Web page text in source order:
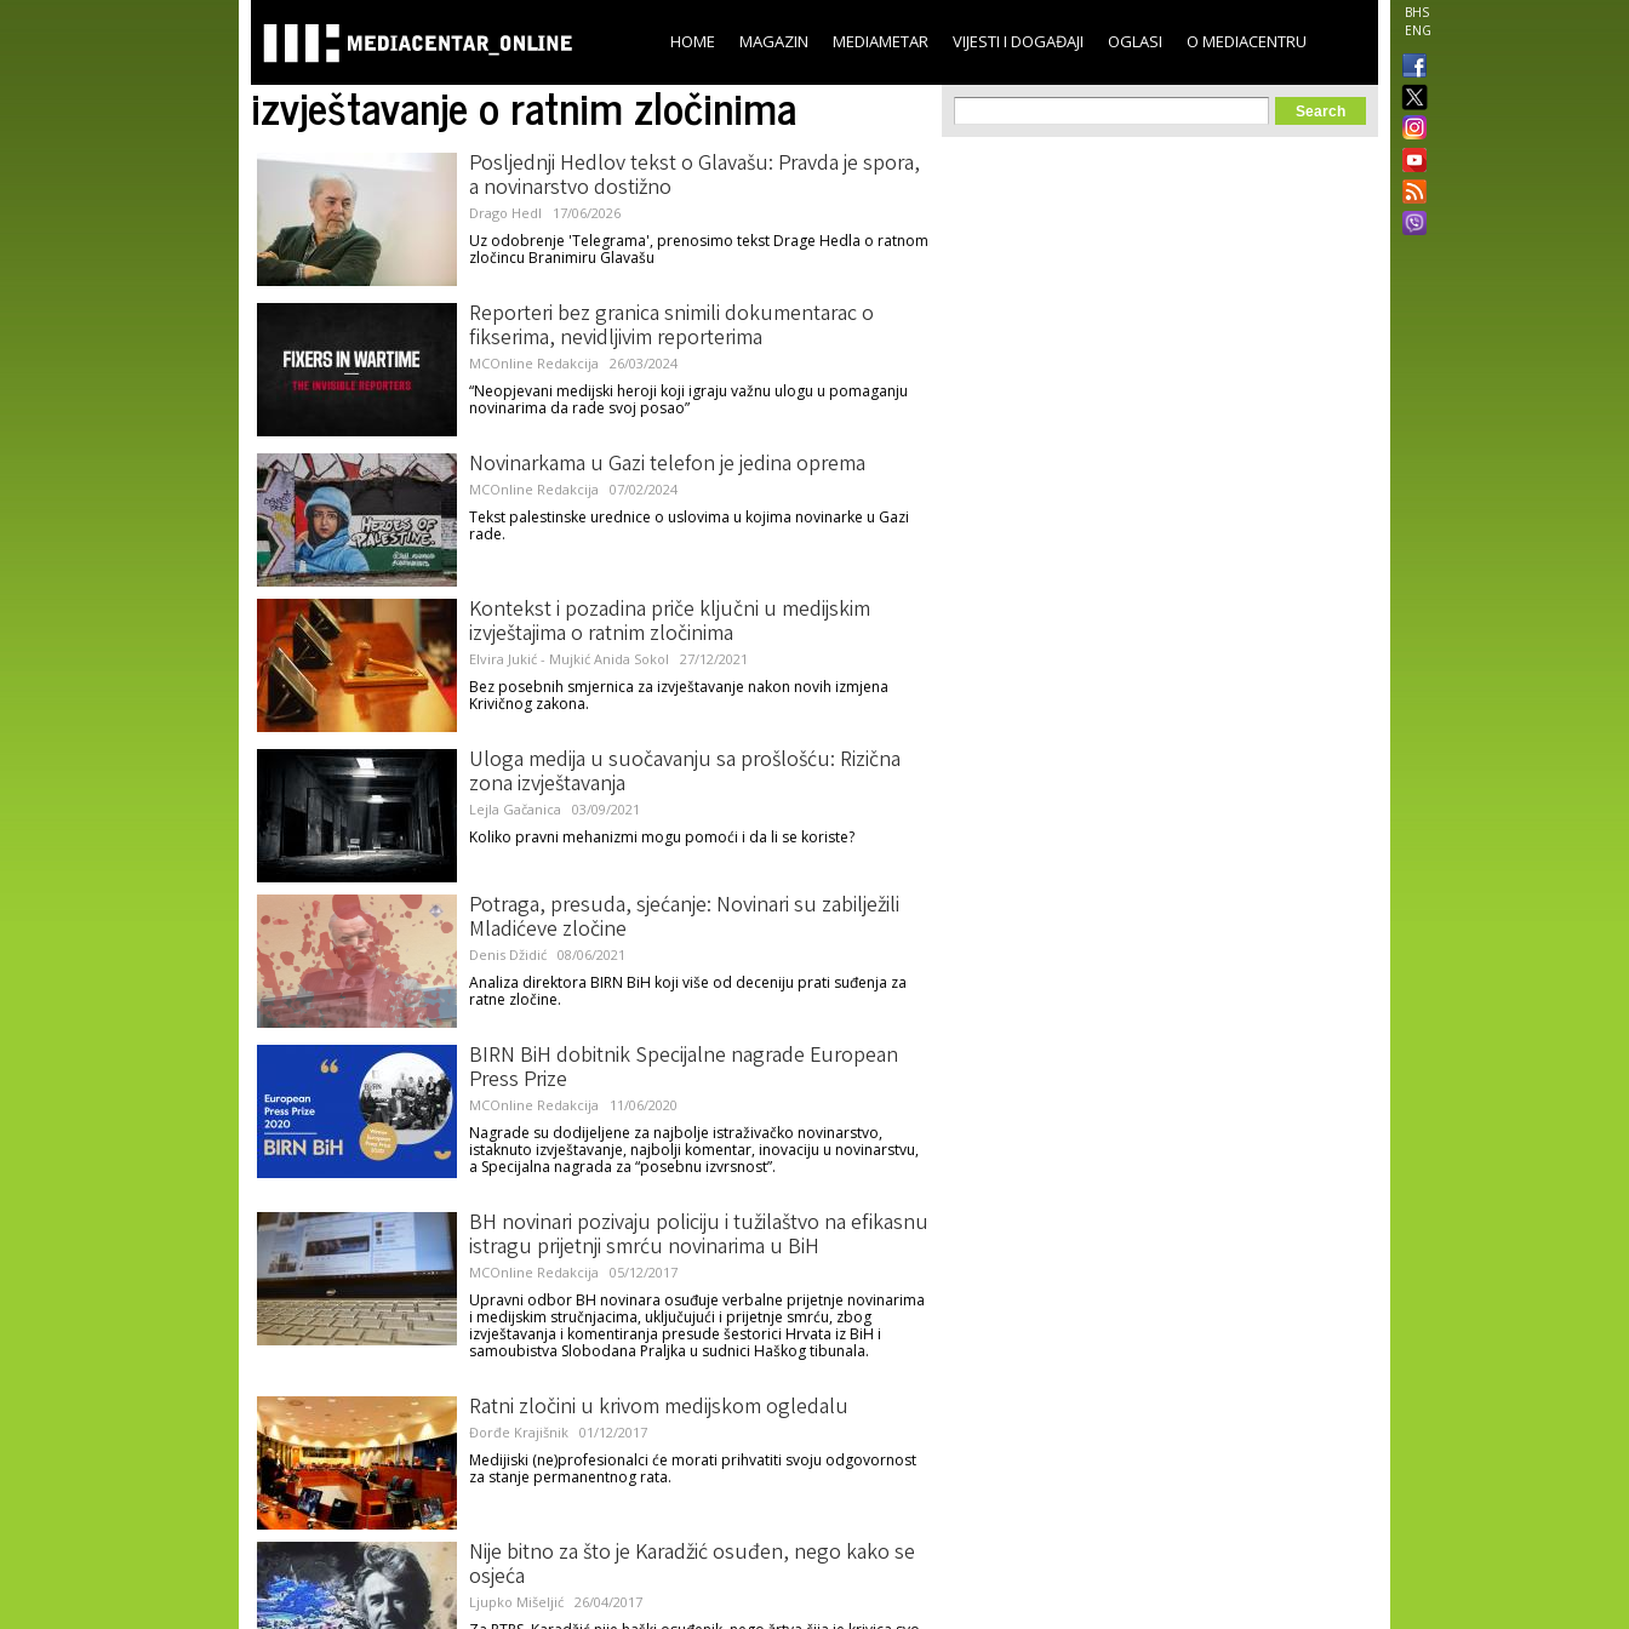
main
content
BHS
ENG
HOME MAGAZIN MEDIAMETAR VIJESTI I DOGAĐAJI OGLASI O MEDIACENTRU
izvještavanje o ratnim zločinima
Posljednji Hedlov tekst o Glavašu: Pravda je spora,
a novinarstvo dostižno
Drago Hedl 17/06/2026
Uz odobrenje 'Telegrama', prenosimo tekst Drage Hedla o ratnom
zločincu Branimiru Glavašu
Reporteri bez granica snimili dokumentarac o
fikserima, nevidljivim reporterima
MCOnline Redakcija 26/03/2024
“Neopjevani medijski heroji koji igraju važnu ulogu u pomaganju
novinarima da rade svoj posao”
Novinarkama u Gazi telefon je jedina oprema
MCOnline Redakcija 07/02/2024
Tekst palestinske urednice o uslovima u kojima novinarke u Gazi
rade.
Kontekst i pozadina priče ključni u medijskim
izvještajima o ratnim zločinima
Elvira Jukić - Mujkić Anida Sokol 27/12/2021
Bez posebnih smjernica za izvještavanje nakon novih izmjena
Krivičnog zakona.
Uloga medija u suočavanju sa prošlošću: Rizična
zona izvještavanja
Lejla Gačanica 03/09/2021
Koliko pravni mehanizmi mogu pomoći i da li se koriste?
Potraga, presuda, sjećanje: Novinari su zabilježili
Mladićeve zločine
Denis Džidić 08/06/2021
Analiza direktora BIRN BiH koji više od deceniju prati suđenja za
ratne zločine.
BIRN BiH dobitnik Specijalne nagrade European
Press Prize
MCOnline Redakcija 11/06/2020
Nagrade su dodijeljene za najbolje istraživačko novinarstvo,
istaknuto izvještavanje, najbolji komentar, inovaciju u novinarstvu,
a Specijalna nagrada za “posebnu izvrsnost”.
BH novinari pozivaju policiju i tužilaštvo na efikasnu
istragu prijetnji smrću novinarima u BiH
MCOnline Redakcija 05/12/2017
Upravni odbor BH novinara osuđuje verbalne prijetnje novinarima
i medijskim stručnjacima, uključujući i prijetnje smrću, zbog
izvještavanja i komentiranja presude šestorici Hrvata iz BiH i
samoubistva Slobodana Praljka u sudnici Haškog tibunala.
Ratni zločini u krivom medijskom ogledalu
Đorđe Krajišnik 01/12/2017
Medijiski (ne)profesionalci će morati prihvatiti svoju odgovornost
za stanje permanentnog rata.
Nije bitno za što je Karadžić osuđen, nego kako se
osjeća
Ljupko Mišeljić 26/04/2017
Search form
Search